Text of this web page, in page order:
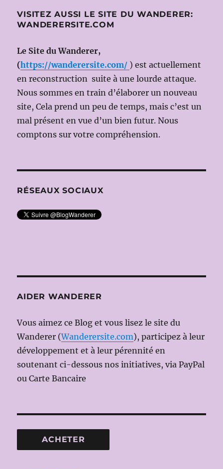
(LISZT,
VISITEZ AUSSI LE SITE DU WANDERER:
WANDERERSITE.COM
Le Site du Wanderer,
(https://wanderersite.com/ ) est actuellement
en reconstruction suite à une lourde attaque.
Nous sommes en train d’élaborer un nouveau
site, Cela prend un peu de temps, mais c’est un
mal présent en vue d’un bien futur. Nous
comptons sur votre compréhension.
RÉSEAUX SOCIAUX
AIDER WANDERER
Vous aimez ce Blog et vous lisez le site du
Wanderer (Wanderersite.com), participez à leur
développement et à leur pérennité en
soutenant ci-dessous nos initiatives, via PayPal
ou Carte Bancaire